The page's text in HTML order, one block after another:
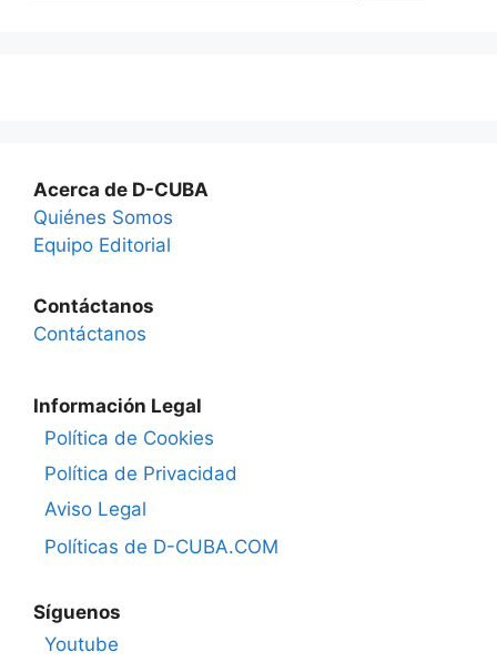
Acerca de D-CUBA
Quiénes Somos
Equipo Editorial
Contáctanos
Contáctanos
Información Legal
Política de Cookies
Política de Privacidad
Aviso Legal
Políticas de D-CUBA.COM
Síguenos
Youtube